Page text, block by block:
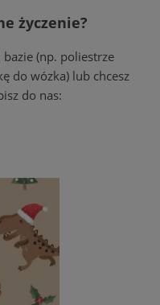
życzenie?
(np. poliestrze
do wózka) lub chcesz
do nas: